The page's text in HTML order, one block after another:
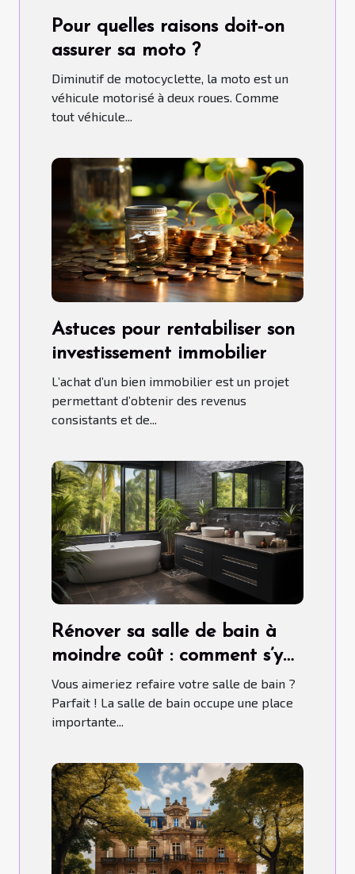
Pour quelles raisons doit-on
assurer sa moto ?
Diminutif de motocyclette, la moto est un
véhicule motorisé à deux roues. Comme
tout véhicule...
Astuces pour rentabiliser son
investissement immobilier
L’achat d’un bien immobilier est un projet
permettant d’obtenir des revenus
consistants et de...
Rénover sa salle de bain à
moindre coût : comment s’y
prendre ?
Vous aimeriez refaire votre salle de bain ?
Parfait ! La salle de bain occupe une place
importante...